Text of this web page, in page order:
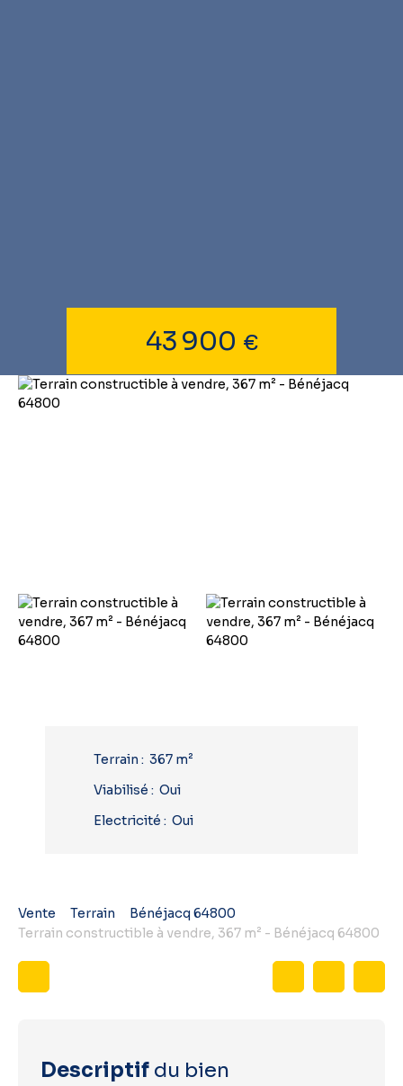
43 900 €
Terrain : 367 m²
Viabilisé : Oui
Electricité : Oui
Vente Terrain
Bénéjacq 64800
Terrain constructible à vendre, 367 m² - Bénéjacq 64800
Descriptif du bien